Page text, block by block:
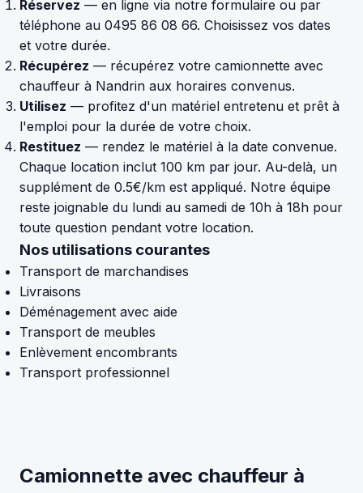
Réservez — en ligne via notre formulaire ou par
téléphone au 0495 86 08 66. Choisissez vos dates
et votre durée.
Récupérez — récupérez votre camionnette avec
chauffeur à Nandrin aux horaires convenus.
Utilisez — profitez d'un matériel entretenu et prêt à
l'emploi pour la durée de votre choix.
Restituez — rendez le matériel à la date convenue.
Chaque location inclut 100 km par jour. Au-delà, un
supplément de 0.5€/km est appliqué. Notre équipe
reste joignable du lundi au samedi de 10h à 18h pour
toute question pendant votre location.
Nos utilisations courantes
Transport de marchandises
Livraisons
Déménagement avec aide
Transport de meubles
Enlèvement encombrants
Transport professionnel
Camionnette avec chauffeur à